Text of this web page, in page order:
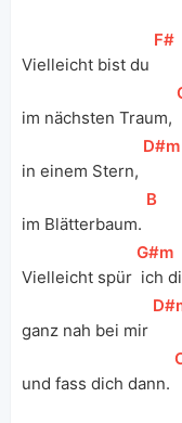
Vielleicht bist du
[F#
im nächsten Traum,
[
in einem Stern,
[D#m
im Blätterbaum.
[B
Vielleicht spür
[
G#m
ich
ganz nah bei mir
[
und fass dich dann.
[